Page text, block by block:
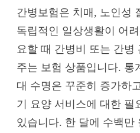
간병보험은 치매, 노인성
독립적인 일상생활이 어
요할 때 간병비 또는 간병
주는 보험 상품입니다. 통
대 수명은 꾸준히 증가하
기 요양 서비스에 대한 필
있습니다. 한 달에 수백만